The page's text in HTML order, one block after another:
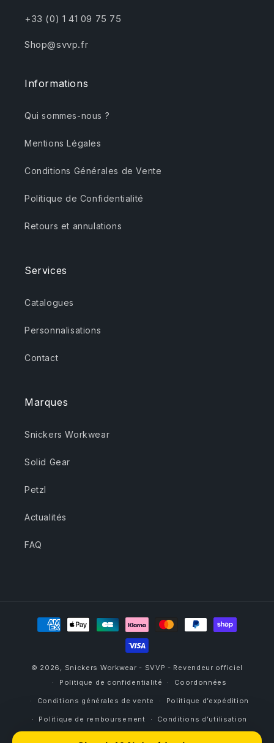
+33 (0) 1 41 09 75 75
Shop@svvp.fr
Informations
Qui sommes-nous ?
Mentions Légales
Conditions Générales de Vente
Politique de Confidentialité
Retours et annulations
Services
Catalogues
Personnalisations
Contact
Marques
Snickers Workwear
Solid Gear
Petzl
Actualités
FAQ
Moyens
© 2026, Snickers Workwear - SVVP - Revendeur officiel
Politique de confidentialité
Coordonnées
Conditions générales de vente Politique d’expédition
Politique de remboursement Conditions d’utilisation